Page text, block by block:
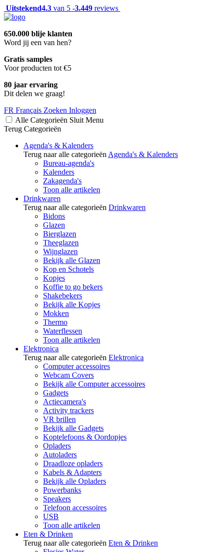
Uitstekend4.3 van 5 -3.449 reviews
650.000 blije klanten
Word jij een van hen?
Gratis samples
Voor producten tot €5
80 jaar ervaring
Dit delen we graag!
FR Français Zoeken Inloggen
Alle Categorieën Sluit Menu
Terug Categorieën
Agenda's & Kalenders
Terug naar alle categorieën Agenda's & Kalenders
Bureau-agenda's
Kalenders
Zakagenda's
Toon alle artikelen
Drinkwaren
Terug naar alle categorieën Drinkwaren
Bidons
Glazen
Bierglazen
Theeglazen
Wijnglazen
Bekijk alle Glazen
Kop en Schotels
Kopjes
Koffie to go bekers
Shakebekers
Bekijk alle Kopjes
Mokken
Thermo
Waterflessen
Toon alle artikelen
Elektronica
Terug naar alle categorieën Elektronica
Computer accessoires
Webcam Covers
Bekijk alle Computer accessoires
Gadgets
Actiecamera's
Activity trackers
VR brillen
Bekijk alle Gadgets
Koptelefoons & Oordopjes
Opladers
Autoladers
Draadloze opladers
Kabels & Adapters
Bekijk alle Opladers
Powerbanks
Speakers
Telefoon accessoires
USB
Toon alle artikelen
Eten & Drinken
Terug naar alle categorieën Eten & Drinken